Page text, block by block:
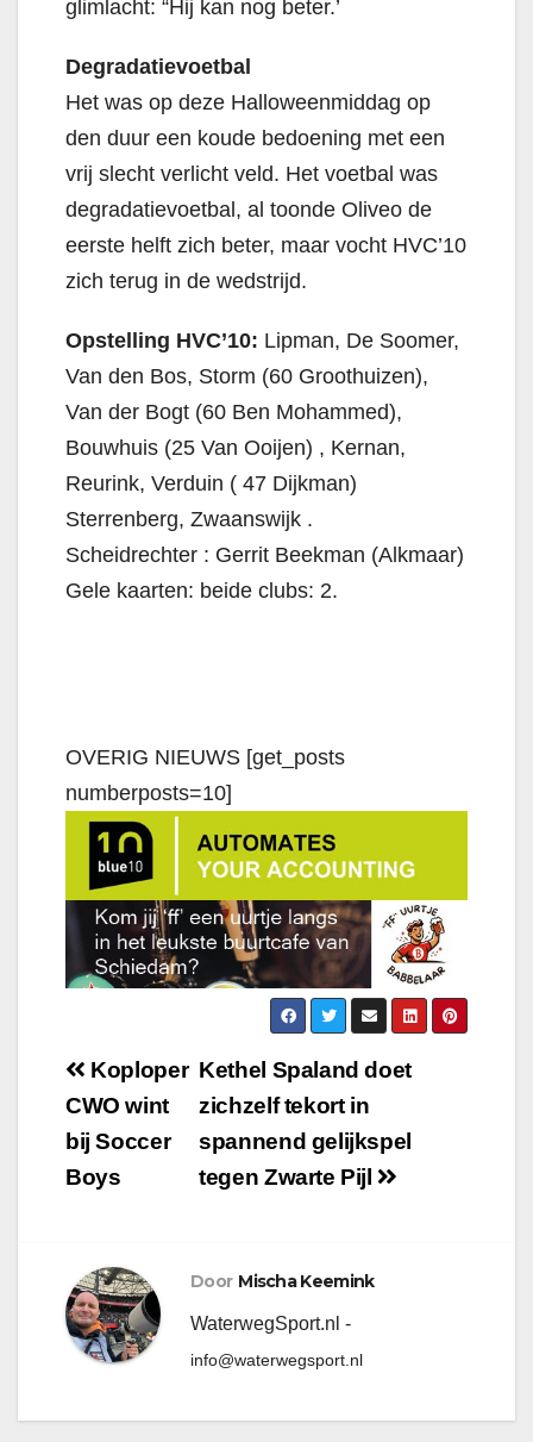
glimlacht: “Hij kan nog beter.’
Degradatievoetbal
Het was op deze Halloweenmiddag op
den duur een koude bedoening met een
vrij slecht verlicht veld. Het voetbal was
degradatievoetbal, al toonde Oliveo de
eerste helft zich beter, maar vocht HVC’10
zich terug in de wedstrijd.
Opstelling HVC’10: Lipman, De Soomer,
Van den Bos, Storm (60 Groothuizen),
Van der Bogt (60 Ben Mohammed),
Bouwhuis (25 Van Ooijen) , Kernan,
Reurink, Verduin ( 47 Dijkman)
Sterrenberg, Zwaanswijk .
Scheidrechter : Gerrit Beekman (Alkmaar)
Gele kaarten: beide clubs: 2.
OVERIG NIEUWS [get_posts
numberposts=10]
Kethel Spaland doet
zichzelf tekort in
spannend gelijkspel
tegen Zwarte Pijl
Koploper
CWO wint
bij Soccer
Boys
Door Mischa Keemink
WaterwegSport.nl -
info@waterwegsport.nl